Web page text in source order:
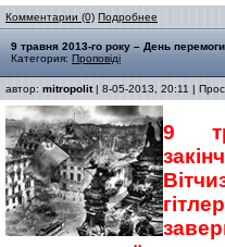
Комментарии (0) Подробнее
9 травня 2013-го року – День
Категория: Проповіді
автор: mitropolit| 8-05-2013, 20:11 |
9